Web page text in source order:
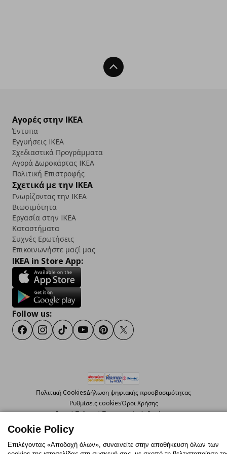
Back To Top
Αγορές στην IKEA
Έντυπα
Εγγυήσεις IKEA
Σχεδιαστικά Προγράμματα
Αγορά Δωρoκάρτας IKEA
Πολιτική Επιστροφής
Σχετικά με την IKEA
Γνωρίζοντας την IKEA
Βιωσιμότητα
Εργασία στην IKEA
Καταστήματα
Συχνές Ερωτήσεις
Επικοινωνήστε μαζί μας
IKEA in Store App:
Follow us:
FacebookInstagram
TikTokYoutubePinterestTwitter
Πολιτική CookiesΔήλωση ψηφιακής προσβασιμότητας
Ρυθμίσεις cookiesΌροι Χρήσης
Γενική Πολιτική Προσωπικών Δεδομένων
Πολιτική Προσωπικών Δεδομένων για ΙΚΕΑ.gr
Κώδικας Καταναλωτικής Δεοντολογίας
Cookie Policy
Επιλέγοντας «Αποδοχή όλων», συναινείτε στην αποθήκευση όλων των